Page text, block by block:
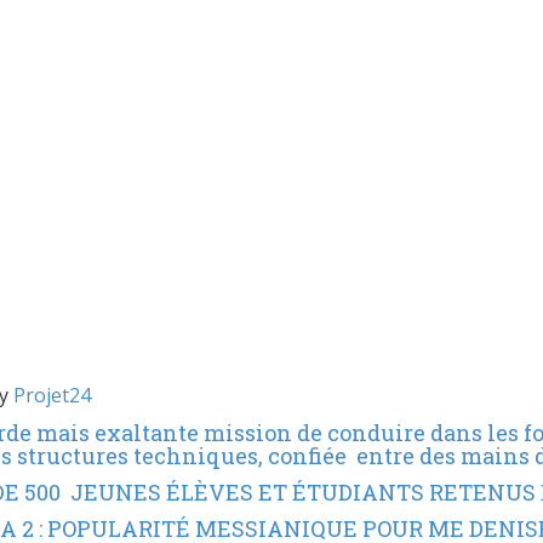
Projet24
mais exaltante mission de conduire dans les
structures techniques, confiée entre des mains
500 JEUNES ÉLÈVES ET ÉTUDIANTS RETENUS
2 : POPULARITÉ MESSIANIQUE POUR ME